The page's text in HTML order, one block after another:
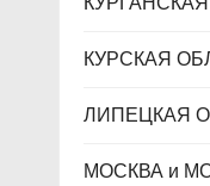
КУРСКАЯ
ЛИПЕЦКАЯ
МОСКВА и